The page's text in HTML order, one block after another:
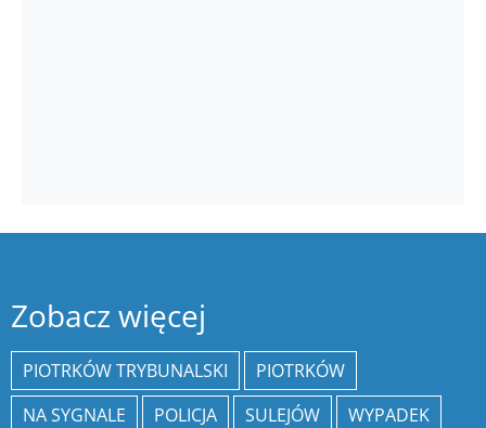
Zobacz więcej
PIOTRKÓW TRYBUNALSKI
PIOTRKÓW
NA SYGNALE
POLICJA SULEJÓW
WYPADEK